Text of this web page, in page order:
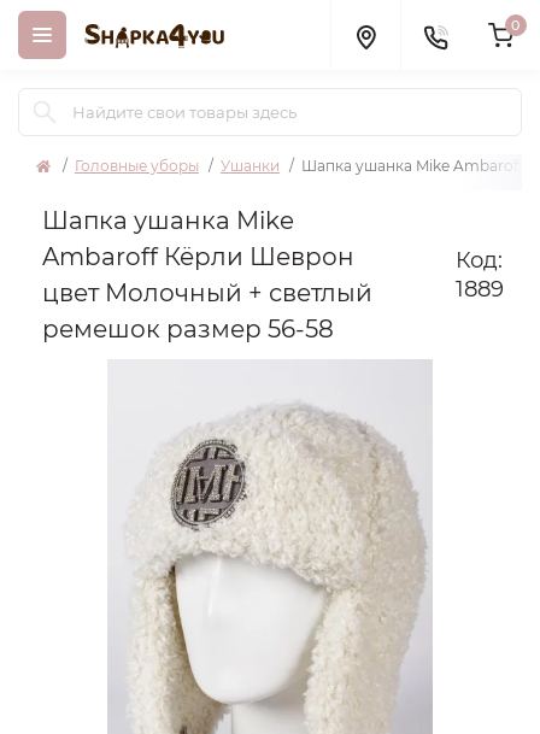
0
Головные уборы Ушанки Шапка ушанка Mike Ambaroff
Шапка ушанка Mike
Ambaroff Кёрли Шеврон
цвет Молочный + светлый
ремешок размер 56-58
Код:
1889